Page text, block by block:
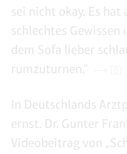
sei nicht okay. Es
schlechtes Gewissen
dem Sofa lieber
rumzuturnen.“
In Deutschlands
ernst. Dr. Gunter
Videobeitrag von